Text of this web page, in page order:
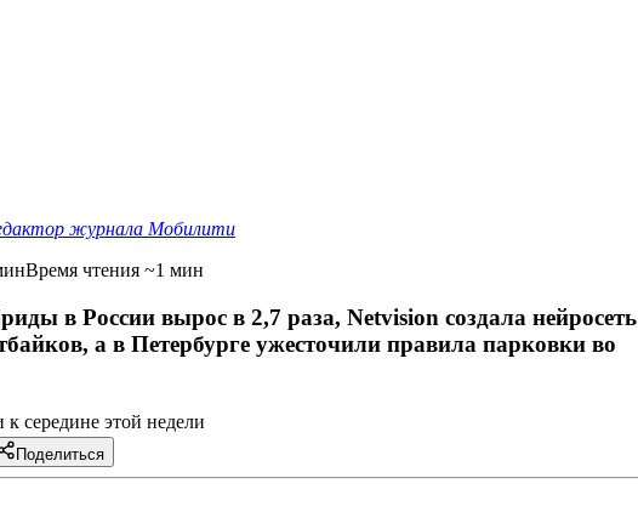
журнала Мобилити
Время чтения ~1 мин
в России вырос в 2,7 раза, Netvision создала нейросеть
а в Петербурге ужесточили правила парковки во
середине этой недели
Поделиться